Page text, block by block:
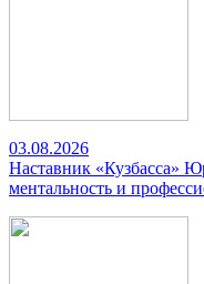
03.08.2026
Наставник «Кузбасса»
ментальность и